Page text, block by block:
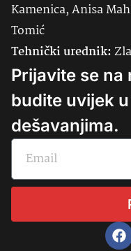
Kamenica, Anisa
Tomić
Tehnički urednik:
Prijavite se na
budite uvijek
dešavanjima.